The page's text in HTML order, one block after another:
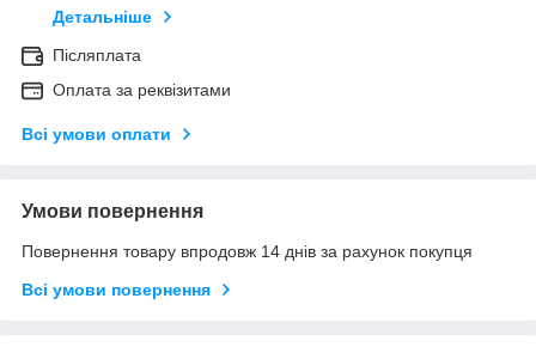
Детальніше
Післяплата
Оплата за реквізитами
Всі умови оплати
Умови повернення
Повернення товару впродовж 14 днів за рахунок покупця
Всі умови повернення